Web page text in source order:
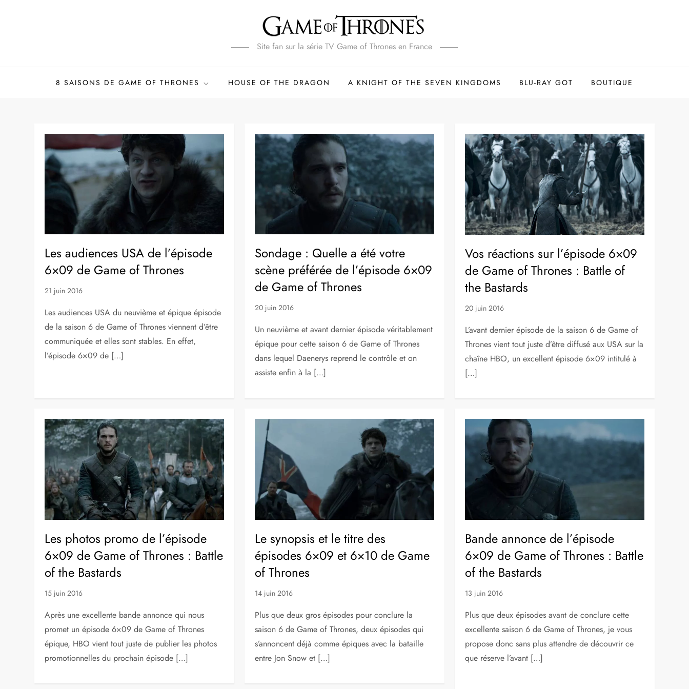
Site fan sur la série TV Game of Thrones en France
8 SAISONS DE GAME OF THRONES HOUSE OF THE DRAGON A KNIGHT OF THE SEVEN KINGDOMS BLU-RAY GOT BOUTIQUE
Les audiences USA de l’épisode
6×09 de Game of Thrones
21 juin 2016
Les audiences USA du neuvième et épique épisode
de la saison 6 de Game of Thrones viennent d’être
communiquée et elles sont stables. En effet,
l’épisode 6×09 de […]
Sondage : Quelle a été votre
scène préférée de l’épisode 6×09
de Game of Thrones
20 juin 2016
Un neuvième et avant dernier épisode véritablement
épique pour cette saison 6 de Game of Thrones
dans lequel Daenerys reprend le contrôle et on
assiste enfin à la […]
Vos réactions sur l’épisode 6×09
de Game of Thrones : Battle of
the Bastards
20 juin 2016
L’avant dernier épisode de la saison 6 de Game of
Thrones vient tout juste d’être diffusé aux USA sur la
chaîne HBO, un excellent épisode 6×09 intitulé à
[…]
Les photos promo de l’épisode
6×09 de Game of Thrones : Battle
of the Bastards
15 juin 2016
Après une excellente bande annonce qui nous
promet un épisode 6×09 de Game of Thrones
épique, HBO vient tout juste de publier les photos
promotionnelles du prochain épisode […]
Le synopsis et le titre des
épisodes 6×09 et 6×10 de Game
of Thrones
14 juin 2016
Plus que deux gros épisodes pour conclure la
saison 6 de Game of Thrones, deux épisodes qui
s’annoncent déjà comme épiques avec la bataille
entre Jon Snow et […]
Bande annonce de l’épisode
6×09 de Game of Thrones : Battle
of the Bastards
13 juin 2016
Plus que deux épisodes avant de conclure cette
excellente saison 6 de Game of Thrones, je vous
propose donc sans plus attendre de découvrir ce
que réserve l’avant […]